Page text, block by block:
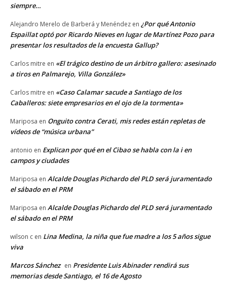
siempre…
Alejandro Merelo de Barberá y Menéndez en ¿Por qué Antonio
Espaillat optó por Ricardo Nieves en lugar de Martínez Pozo para
presentar los resultados de la encuesta Gallup?
Carlos mitre en «El trágico destino de un árbitro gallero: asesinado
a tiros en Palmarejo, Villa González»
Carlos mitre en «Caso Calamar sacude a Santiago de los
Caballeros: siete empresarios en el ojo de la tormenta»
Mariposa en Onguito contra Cerati, mis redes están repletas de
vídeos de “música urbana”
antonio en Explican por qué en el Cibao se habla con la i en
campos y ciudades
Mariposa en Alcalde Douglas Pichardo del PLD será juramentado
el sábado en el PRM
Mariposa en Alcalde Douglas Pichardo del PLD será juramentado
el sábado en el PRM
wilson c en Lina Medina, la niña que fue madre a los 5 años sigue
viva
Marcos Sánchez en Presidente Luis Abinader rendirá sus
memorias desde Santiago, el 16 de Agosto